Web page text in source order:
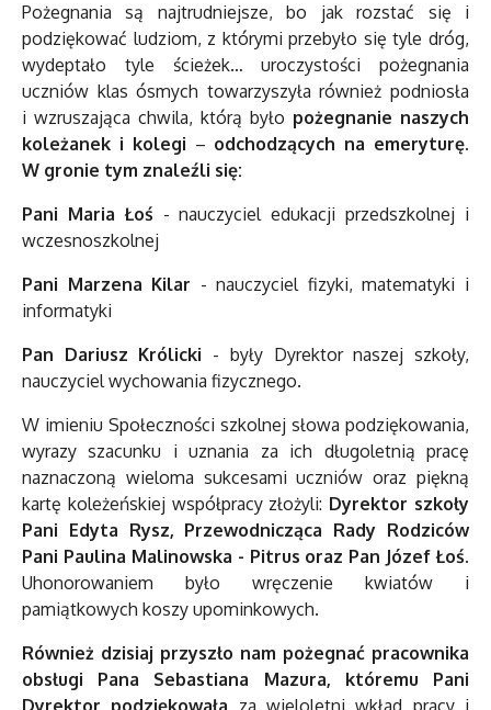
Pożegnania są najtrudniejsze, bo jak rozstać się i
podziękować ludziom, z którymi przebyło się tyle dróg,
wydeptało tyle ścieżek… uroczystości pożegnania
uczniów klas ósmych towarzyszyła również podniosła
i wzruszająca chwila, którą było pożegnanie naszych
koleżanek i kolegi – odchodzących na emeryturę.
W gronie tym znaleźli się:
Pani Maria Łoś - nauczyciel edukacji przedszkolnej i
wczesnoszkolnej
Pani Marzena Kilar - nauczyciel fizyki, matematyki i
informatyki
Pan Dariusz Królicki - były Dyrektor naszej szkoły,
nauczyciel wychowania fizycznego.
W imieniu Społeczności szkolnej słowa podziękowania,
wyrazy szacunku i uznania za ich długoletnią pracę
naznaczoną wieloma sukcesami uczniów oraz piękną
kartę koleżeńskiej współpracy złożyli: Dyrektor szkoły
Pani Edyta Rysz, Przewodnicząca Rady Rodziców
Pani Paulina Malinowska - Pitrus oraz Pan Józef Łoś.
Uhonorowaniem było wręczenie kwiatów i
pamiątkowych koszy upominkowych.
Również dzisiaj przyszło nam pożegnać pracownika
obsługi Pana Sebastiana Mazura, któremu Pani